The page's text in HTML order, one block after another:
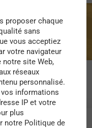
proposer chaque
sans
vous acceptiez
votre navigateur
notre site Web,
réseaux
personnalisé.
informations
IP et votre
plus
notre Politique de